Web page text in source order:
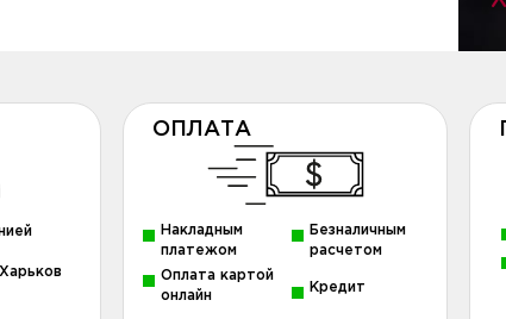
ОПЛАТА
Накладным
платежом
Безналичным
расчетом
Оплата картой
онлайн
Кредит